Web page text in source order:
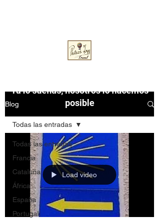
Tú lo sueñas, nosotros lo hacemos
posible
Blog
Todas las entradas
Francia
Cataluña
África
España
Portugal
Todas las entradas
Load video